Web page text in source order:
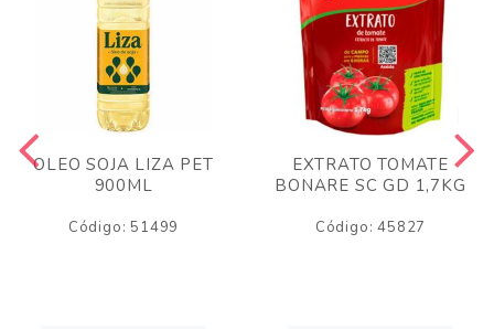
OLEO SOJA LIZA PET
900ML
Código: 51499
EXTRATO TOMATE
BONARE SC GD 1,7KG
Código: 45827